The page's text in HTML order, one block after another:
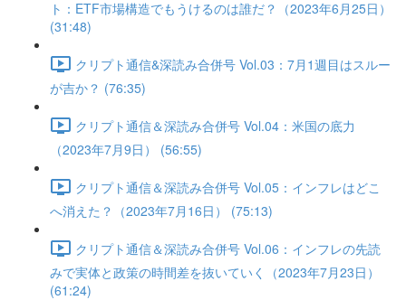
ト：ETF市場構造でもうけるのは誰だ？（2023年6月25日）
(31:48)
クリプト通信&深読み合併号 Vol.03：7月1週目はスルー
が吉か？ (76:35)
クリプト通信＆深読み合併号 Vol.04：米国の底力
（2023年7月9日） (56:55)
クリプト通信＆深読み合併号 Vol.05：インフレはどこ
へ消えた？（2023年7月16日） (75:13)
クリプト通信＆深読み合併号 Vol.06：インフレの先読
みで実体と政策の時間差を抜いていく（2023年7月23日）
(61:24)